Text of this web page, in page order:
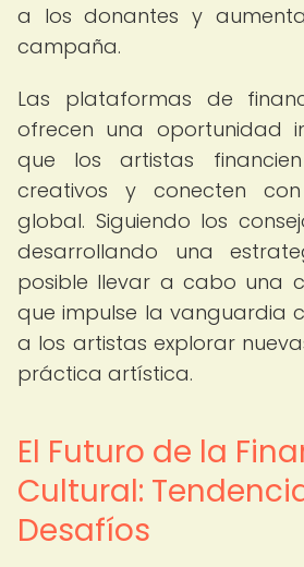
a los donantes y
campaña.
Las plataformas de
ofrecen una oportunidad
que los artistas
creativos y conecten
global. Siguiendo los
desarrollando una
posible llevar a cabo una
que impulse la vanguardia
a los artistas explorar
práctica artística.
El Futuro de la
Cultural:
Desafíos